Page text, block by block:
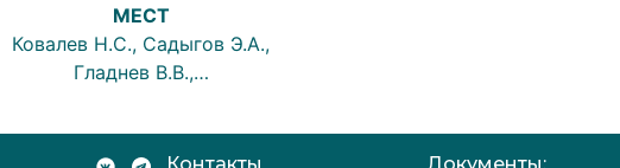
МЕСТ
Ковалев Н.С., Садыгов Э.А.,
Гладнев В.В.,…